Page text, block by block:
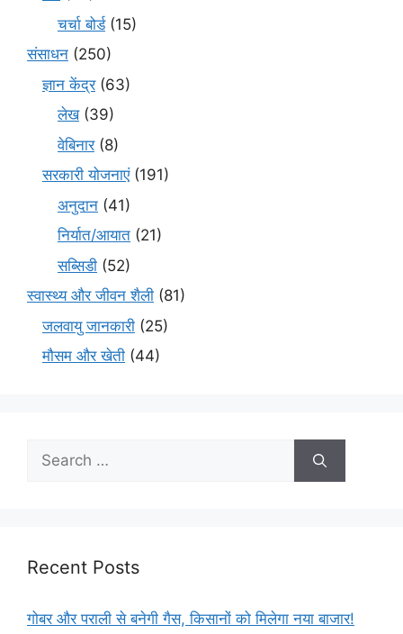
चर्चा बोर्ड(15)
संसाधन (250)
ज्ञान केंद्र(63)
लेख(39)
वेबिनार(8)
सरकारी योजनाएं(191)
अनुदान (41)
निर्यात/आयात (21)
सब्सिडी (52)
स्वास्थ्य और जीवन शैली (81)
जलवायु जानकारी (25)
मौसम और खेती (44)
Recent Posts
गोबर और पराली से बनेगी गैस, किसानों को मिलेगा नया बाजार!